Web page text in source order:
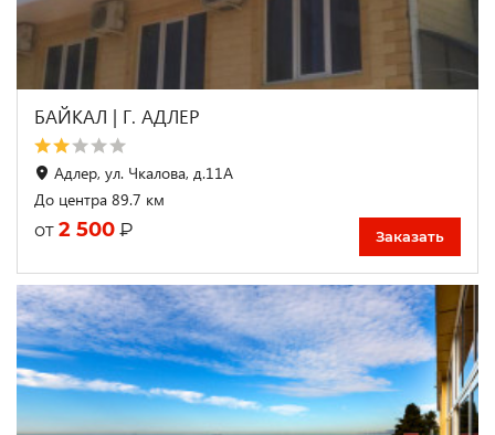
БАЙКАЛ | Г. АДЛЕР
Адлер, ул. Чкалова, д.11А
До центра 89.7 км
от 2 500 ₽ Заказать